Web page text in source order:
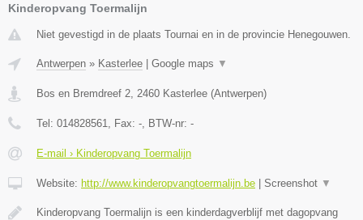
Kinderopvang Toermalijn
Niet gevestigd in de plaats Tournai en in de provincie Henegouwen.
Antwerpen » Kasterlee Google maps ▼
Bos en Bremdreef 2 2460 Kasterlee (Antwerpen)
Tel: 014828561 , Fax: - , BTW-nr: -
E-mail › Kinderopvang Toermalijn
Website: http://www.kinderopvangtoermalijn.be Screenshot ▼
Kinderopvang Toermalijn is een kinderdagverblijf met dagopvang